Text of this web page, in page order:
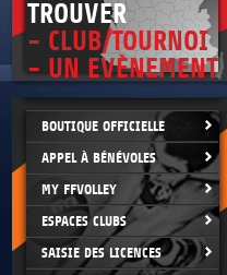
TROUVER
- CLUB/TOURNOI
- UN EVÈNEMENT
BOUTIQUE OFFICIELLE
APPEL À BÉNÉVOLES
MY FFVOLLEY
ESPACES CLUBS
SAISIE DES LICENCES